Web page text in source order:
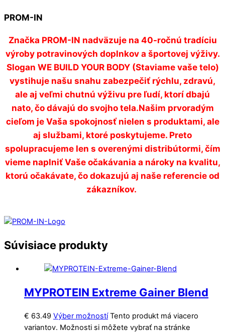
PROM-IN
Značka PROM-IN nadväzuje na 40-ročnú tradíciu
výroby potravinových doplnkov a športovej výživy.
Slogan WE BUILD YOUR BODY(Staviame vaše telo)
vystihuje našu snahu zabezpečiť rýchlu, zdravú,
ale aj veľmi chutnú výživu pre ľudí, ktorí dbajú
nato, čo dávajú do svojho tela.Našim prvoradým
cieľom je Vaša spokojnosť nielen s produktami, ale
aj službami, ktoré poskytujeme. Preto
spolupracujeme len s overenými distribútormi, čím
vieme naplniť Vaše očakávania a nároky na kvalitu,
ktorú očakávate, čo dokazujú aj naše referencie od
zákazníkov.
Súvisiace produkty
MYPROTEIN Extreme Gainer Blend
€ 63.49 Výber možností Tento produkt má viacero
variantov. Možnosti si môžete vybrať na stránke